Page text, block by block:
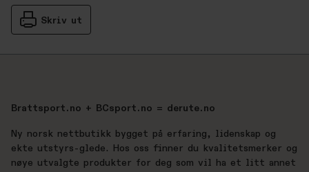
Skriv ut
Brattsport.no + BCsport.no = derute.no
Ny norsk nettbutikk bygget på erfaring, lidenskap og
ekte utstyrs-glede. Hos oss finner du kvalitetsmerker og
nøye utvalgte produkter for deg som vil ha et litt annet